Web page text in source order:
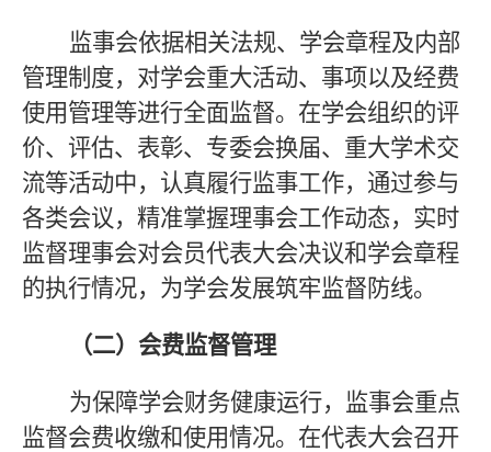
监事会依据相关法规、学会章程及内部
管理制度，对学会重大活动、事项以及经费
使用管理等进行全面监督。在学会组织的评
价、评估、表彰、专委会换届、重大学术交
流等活动中，认真履行监事工作，通过参与
各类会议，精准掌握理事会工作动态，实时
监督理事会对会员代表大会决议和学会章程
的执行情况，为学会发展筑牢监督防线。
（二）会费监督管理
为保障学会财务健康运行，监事会重点
监督会费收缴和使用情况。在代表大会召开